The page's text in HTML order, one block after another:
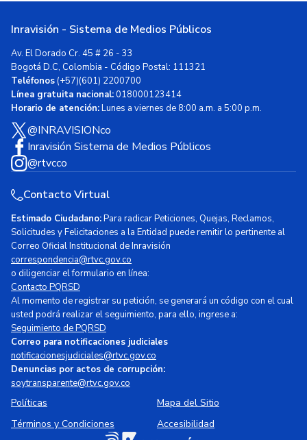
Inravisión - Sistema de Medios Públicos
Av. El Dorado Cr. 45 # 26 - 33
Bogotá D.C, Colombia - Código Postal: 111321
Teléfonos(+57)(601) 2200700
Línea gratuita nacional:018000123414
Horario de atención:Lunes a viernes de 8:00 a.m. a 5:00 p.m.
@INRAVISIONco
Inravisión Sistema de Medios Públicos
@rtvcco
Contacto Virtual
Estimado Ciudadano:Para radicar Peticiones, Quejas, Reclamos,
Solicitudes y Felicitaciones a la Entidad puede remitir lo pertinente al
Correo Oficial Institucional de Inravisión
correspondencia@rtvc.gov.co
o diligenciar el formulario en línea:
Contacto PQRSD
Al momento de registrar su petición, se generará un código con el cual
usted podrá realizar el seguimiento, para ello, ingrese a:
Seguimiento de PQRSD
Correo para notificaciones judiciales
notificacionesjudiciales@rtvc.gov.co
Denuncias por actos de corrupción:
soytransparente@rtvc.gov.co
Políticas
Mapa del Sitio
Términos y Condiciones
Accesibilidad